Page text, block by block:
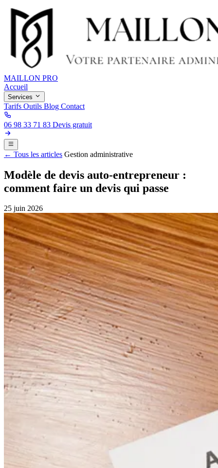
MAILLON PRO
Accueil
Services
Tarifs Outils Blog Contact
06 98 33 71 83 Devis gratuit
← Tous les articles Gestion administrative
Modèle de devis auto-entrepreneur :
comment faire un devis qui passe
25 juin 2026